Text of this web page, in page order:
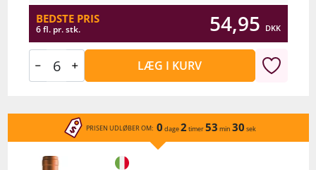
BEDSTE PRIS
6 fl. pr. stk. 54,95 DKK
LÆG I KURV
PRISEN UDLØBER OM: 0 dage2 timer53 min 30 sek